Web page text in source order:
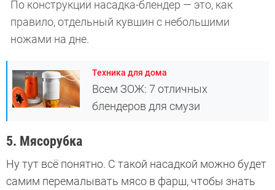
По конструкции насадка-блендер — это, как
правило, отдельный кувшин с небольшими
ножами на дне.
Техника для дома
Всем ЗОЖ: 7 отличных
блендеров для смузи
5. Мясорубка
Ну тут всё понятно. С такой насадкой можно будет
самим перемалывать мясо в фарш, чтобы знать